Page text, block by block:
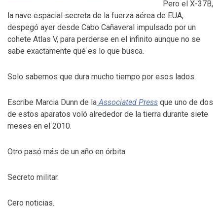
Pero el X-37B,
la nave espacial secreta de la fuerza aérea de EUA,
despegó ayer desde Cabo Cañaveral impulsado por un
cohete Atlas V, para perderse en el infinito aunque no se
sabe exactamente qué es lo que busca.
Solo sabemos que dura mucho tiempo por esos lados.
Escribe Marcia Dunn de la Associated Press que uno de dos
de estos aparatos voló alrededor de la tierra durante siete
meses en el 2010.
Otro pasó más de un año en órbita.
Secreto militar.
Cero noticias.